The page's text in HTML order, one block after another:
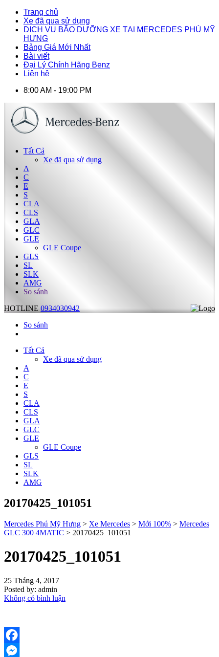
Trang chủ
Xe đã qua sử dụng
DỊCH VỤ BÃO DƯỠNG XE TẠI MERCEDES PHÚ MỸ
HƯNG
Bảng Giá Mới Nhất
Bài viết
Đại Lý Chính Hãng Benz
Liên hệ
8:00 AM - 19:00 PM
Tất Cả
Xe đã qua sử dụng
A
C
E
S
CLA
CLS
GLA
GLC
GLE
GLE Coupe
GLS
SL
SLK
AMG
So sánh
HOTLINE 0934030942
So sánh
Tất Cả
Xe đã qua sử dụng
A
C
E
S
CLA
CLS
GLA
GLC
GLE
GLE Coupe
GLS
SL
SLK
AMG
20170425_101051
Mercedes Phú Mỹ Hưng > Xe Mercedes > Mới 100% > Mercedes
GLC 300 4MATIC > 20170425_101051
20170425_101051
25 Tháng 4, 2017
Posted by: admin
Không có bình luận
Facebook